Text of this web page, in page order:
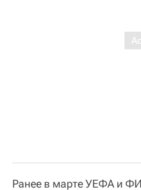
Ранее в марте УЕФА и